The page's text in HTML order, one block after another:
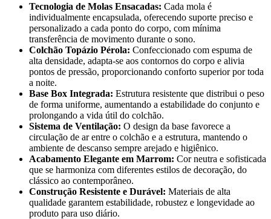
Tecnologia de Molas Ensacadas: Cada mola é
individualmente encapsulada, oferecendo suporte preciso e
personalizado a cada ponto do corpo, com mínima
transferência de movimento durante o sono.
Colchão Topázio Pérola: Confeccionado com espuma de
alta densidade, adapta-se aos contornos do corpo e alivia
pontos de pressão, proporcionando conforto superior por toda
a noite.
Base Box Integrada: Estrutura resistente que distribui o peso
de forma uniforme, aumentando a estabilidade do conjunto e
prolongando a vida útil do colchão.
Sistema de Ventilação: O design da base favorece a
circulação de ar entre o colchão e a estrutura, mantendo o
ambiente de descanso sempre arejado e higiênico.
Acabamento Elegante em Marrom: Cor neutra e sofisticada
que se harmoniza com diferentes estilos de decoração, do
clássico ao contemporâneo.
Construção Resistente e Durável: Materiais de alta
qualidade garantem estabilidade, robustez e longevidade ao
produto para uso diário.